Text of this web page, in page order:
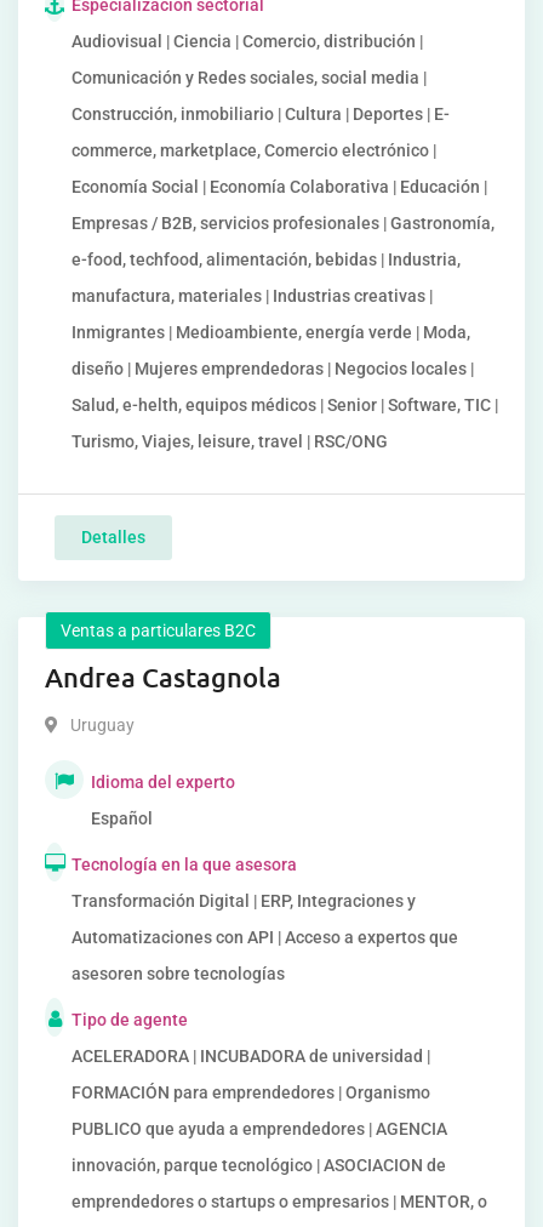
Especialización sectorial
Audiovisual | Ciencia | Comercio, distribución |
Comunicación y Redes sociales, social media |
Construcción, inmobiliario | Cultura | Deportes | E-
commerce, marketplace, Comercio electrónico |
Economía Social | Economía Colaborativa | Educación |
Empresas / B2B, servicios profesionales | Gastronomía,
e-food, techfood, alimentación, bebidas | Industria,
manufactura, materiales | Industrias creativas |
Inmigrantes | Medioambiente, energía verde | Moda,
diseño | Mujeres emprendedoras | Negocios locales |
Salud, e-helth, equipos médicos | Senior | Software, TIC |
Turismo, Viajes, leisure, travel | RSC/ONG
Detalles
Ventas a particulares B2C
Andrea Castagnola
Uruguay
Idioma del experto
Español
Tecnología en la que asesora
Transformación Digital | ERP, Integraciones y
Automatizaciones con API | Acceso a expertos que
asesoren sobre tecnologías
Tipo de agente
ACELERADORA | INCUBADORA de universidad |
FORMACIÓN para emprendedores | Organismo
PUBLICO que ayuda a emprendedores | AGENCIA
innovación, parque tecnológico | ASOCIACION de
emprendedores o startups o empresarios | MENTOR, o